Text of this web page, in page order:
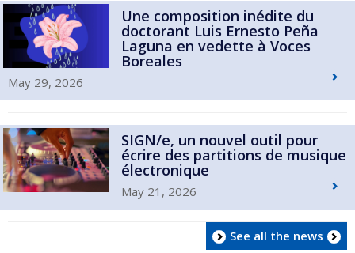
Une composition inédite du
doctorant Luis Ernesto Peña
Laguna en vedette à Voces
Boreales
May 29, 2026
SIGN/e, un nouvel outil pour
écrire des partitions de musique
électronique
May 21, 2026
See all the news